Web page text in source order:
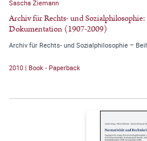
Sascha Ziemann
Archiv für Rechts- und
Dokumentation (1907-2009)
Archiv für Rechts- und Sozialphilosophie –
2010 | Book - Paperback